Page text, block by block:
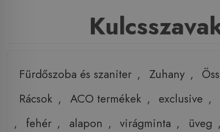
Fürdőszoba és szaniter , Zuhany ,
Rácsok , ACO termékek , exclusive ,
,
fehér , alapon , virágminta , üveg